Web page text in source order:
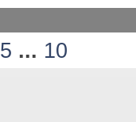
5 ... 10